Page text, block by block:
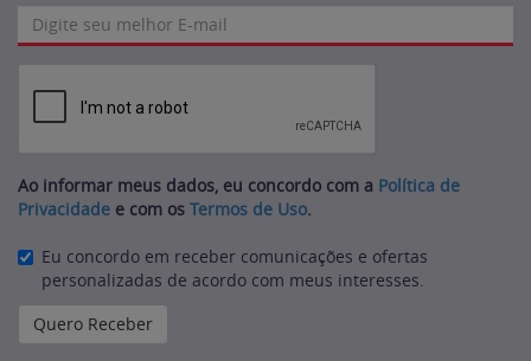
Ao informar meus dados, eu concordo com a Política de
Privacidade e com os Termos de Uso.
Eu concordo em receber comunicações e ofertas
personalizadas de acordo com meus interesses.